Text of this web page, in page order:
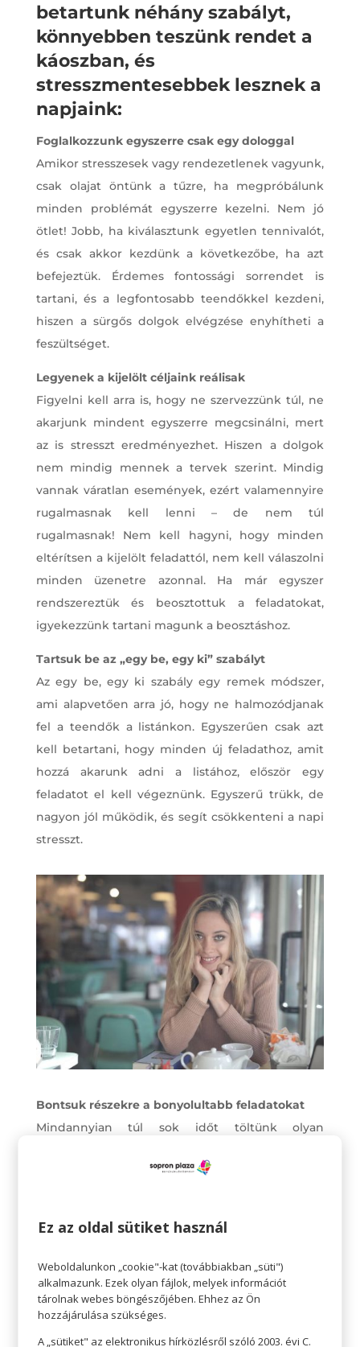
betartunk néhány szabályt,
könnyebben teszünk rendet a
káoszban, és
stresszmentesebbek lesznek a
napjaink:
Foglalkozzunk egyszerre csak egy dologgal
Amikor stresszesek vagy rendezetlenek vagyunk,
csak olajat öntünk a tűzre, ha megpróbálunk
minden problémát egyszerre kezelni. Nem jó
ötlet! Jobb, ha kiválasztunk egyetlen tennivalót,
és csak akkor kezdünk a következőbe, ha azt
befejeztük. Érdemes fontossági sorrendet is
tartani, és a legfontosabb teendőkkel kezdeni,
hiszen a sürgős dolgok elvégzése enyhítheti a
feszültséget.
Legyenek a kijelölt céljaink reálisak
Figyelni kell arra is, hogy ne szervezzünk túl, ne
akarjunk mindent egyszerre megcsinálni, mert
az is stresszt eredményezhet. Hiszen a dolgok
nem mindig mennek a tervek szerint. Mindig
vannak váratlan események, ezért valamennyire
rugalmasnak kell lenni – de nem túl
rugalmasnak! Nem kell hagyni, hogy minden
eltérítsen a kijelölt feladattól, nem kell válaszolni
minden üzenetre azonnal. Ha már egyszer
rendszereztük és beosztottuk a feladatokat,
igyekezzünk tartani magunk a beosztáshoz.
Tartsuk be az „egy be, egy ki” szabályt
Az egy be, egy ki szabály egy remek módszer,
ami alapvetően arra jó, hogy ne halmozódjanak
fel a teendők a listánkon. Egyszerűen csak azt
kell betartani, hogy minden új feladathoz, amit
hozzá akarunk adni a listához, először egy
feladatot el kell végeznünk. Egyszerű trükk, de
nagyon jól működik, és segít csökkenteni a napi
stresszt.
Bontsuk részekre a bonyolultabb feladatokat
Mindannyian túl sok időt töltünk olyan
időben elkészüljenek. Az ilyen túl bonyolult
osztódik, sokkal könnyebb az összpontosítás és
gyorsabban lehet végezni.
Szabjunk határokat – legyen az időgazdálkodás
hatékony
Ez az oldal sütiket használ
Weboldalunkon „cookie"-kat (továbbiakban „süti")
alkalmazunk. Ezek olyan fájlok, melyek információt
tárolnak webes böngészőjében. Ehhez az Ön
hozzájárulása szükséges.
A „sütiket" az elektronikus hírközlésről szóló 2003. évi C.